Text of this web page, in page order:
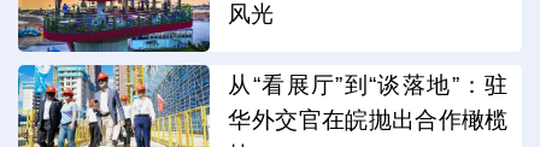
风光
从“看展厅”到“谈落地”：驻
华外交官在皖抛出合作橄榄